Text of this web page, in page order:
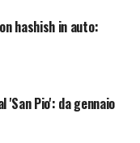
hashish in auto:
'San Pio': da gennaio